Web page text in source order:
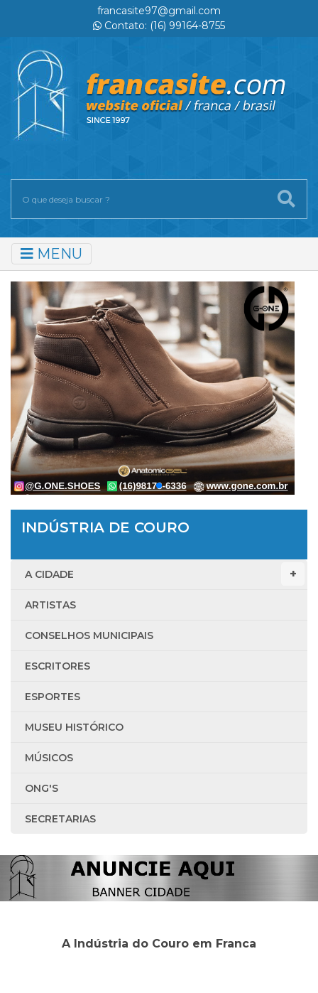
francasite97@gmail.com
Contato: (16) 99164-8755
MENU
INDÚSTRIA DE COURO
A CIDADE
ARTISTAS
CONSELHOS MUNICIPAIS
ESCRITORES
ESPORTES
MUSEU HISTÓRICO
MÚSICOS
ONG'S
SECRETARIAS
A Indústria do Couro em Franca